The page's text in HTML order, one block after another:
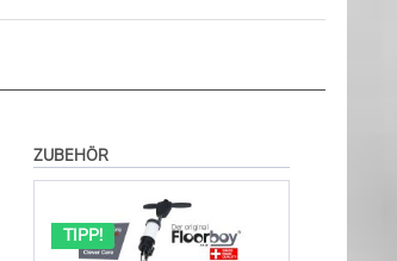
ZUBEHÖR
TIPP!